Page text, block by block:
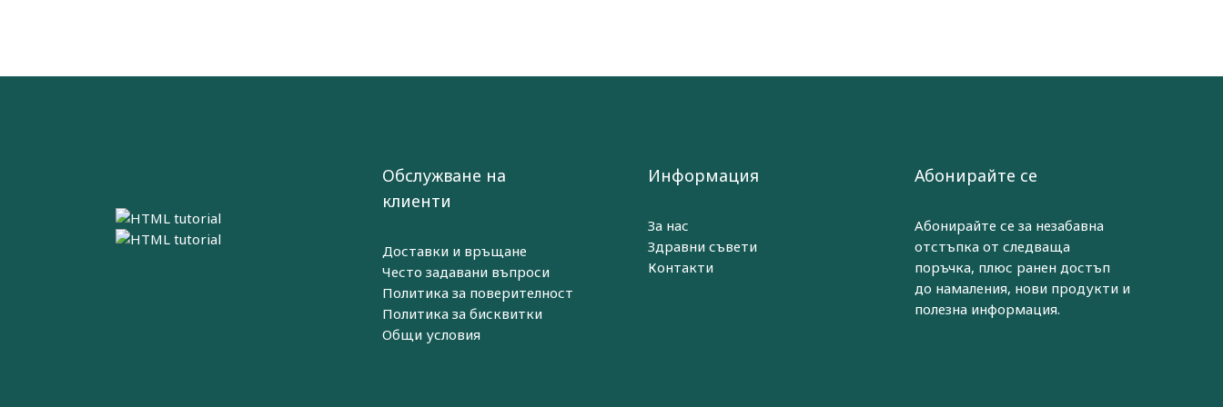
Обслужване на
клиенти
Доставки и връщане
Често задавани въпроси
Политика за поверителност
Политика за бисквитки
Общи условия
Информация
За нас
Здравни съвети
Контакти
Абонирайте се
Абонирайте се за незабавна
отстъпка от следваща
поръчка, плюс ранен достъп
до намаления, нови продукти и
полезна информация.